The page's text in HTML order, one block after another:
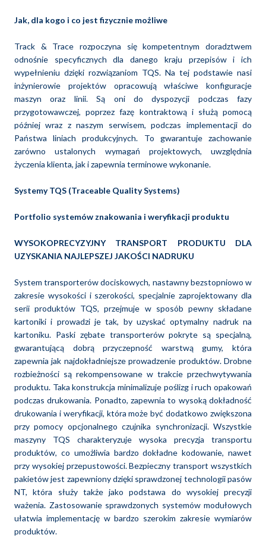
Jak, dla kogo i co jest fizycznie możliwe
Track & Trace rozpoczyna się kompetentnym doradztwem
odnośnie specyficznych dla danego kraju przepisów i ich
wypełnieniu dzięki rozwiązaniom TQS. Na tej podstawie nasi
inżynierowie projektów opracowują właściwe konfiguracje
maszyn oraz linii. Są oni do dyspozycji podczas fazy
przygotowawczej, poprzez fazę kontraktową i służą pomocą
później wraz z naszym serwisem, podczas implementacji do
Państwa liniach produkcyjnych. To gwarantuje zachowanie
zarówno ustalonych wymagań projektowych, uwzględnia
życzenia klienta, jak i zapewnia terminowe wykonanie.
Systemy TQS (Traceable Quality Systems)
Portfolio systemów znakowania i weryfikacji produktu
WYSOKOPRECYZYJNY TRANSPORT PRODUKTU DLA
UZYSKANIA NAJLEPSZEJ JAKOŚCI NADRUKU
System transporterów dociskowych, nastawny bezstopniowo w
zakresie wysokości i szerokości, specjalnie zaprojektowany dla
serii produktów TQS, przejmuje w sposób pewny składane
kartoniki i prowadzi je tak, by uzyskać optymalny nadruk na
kartoniku. Paski zębate transporterów pokryte są specjalną,
gwarantującą dobrą przyczepność warstwą gumy, która
zapewnia jak najdokładniejsze prowadzenie produktów. Drobne
rozbieżności są rekompensowane w trakcie przechwytywania
produktu. Taka konstrukcja minimalizuje poślizg i ruch opakowań
podczas drukowania. Ponadto, zapewnia to wysoką dokładność
drukowania i weryfikacji, która może być dodatkowo zwiększona
przy pomocy opcjonalnego czujnika synchronizacji. Wszystkie
maszyny TQS charakteryzuje wysoka precyzja transportu
produktów, co umożliwia bardzo dokładne kodowanie, nawet
przy wysokiej przepustowości. Bezpieczny transport wszystkich
pakietów jest zapewniony dzięki sprawdzonej technologii pasów
NT, która służy także jako podstawa do wysokiej precyzji
ważenia. Zastosowanie sprawdzonych systemów modułowych
ułatwia implementację w bardzo szerokim zakresie wymiarów
produktów.